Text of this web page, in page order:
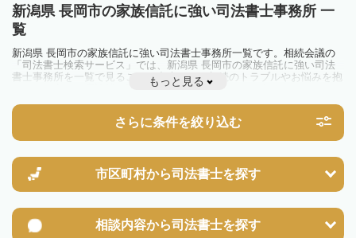
新潟県 長岡市の家族信託に強い司法書士事務所 一
覧
新潟県 長岡市の家族信託に強い司法書士事務所一覧です。相続会議の
「司法書士検索サービス」では、新潟県 長岡市の家族信託に強い司法
書士事務所を一覧で見ることが出来ます。相続のトラブルやお悩みを抱
えている方は一度近隣の司法書士に相談してみましょう。
もっと見る
さらに条件を絞り込む
市区町村から司法書士を探す
相談内容から司法書士を探す